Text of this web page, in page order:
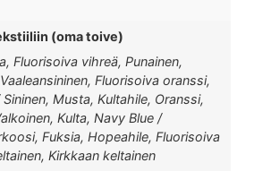
(oma toive)
Fluorisoiva vihreä, Punainen,
Fluorisoiva oranssi,
Musta, Kultahile, Oranssi,
Kulta, Navy Blue /
Fuksia, Hopeahile, Fluorisoiva
Kirkkaan keltainen